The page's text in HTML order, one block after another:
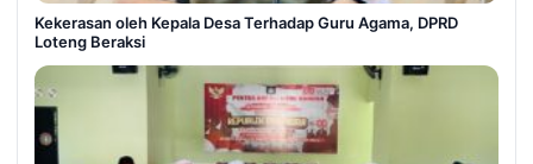
Kekerasan oleh Kepala Desa Terhadap Guru Agama, DPRD
Loteng Beraksi